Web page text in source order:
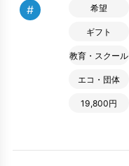
# 希望
ギフト
教育・スクール
エコ・団体
19,800円